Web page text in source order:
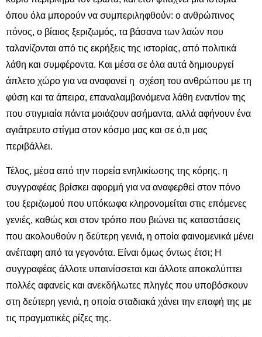
όπου όλα μπορούν να συμπεριληφθούν: ο ανθρώπινος
πόνος, ο βίαιος ξεριζωμός, τα βάσανα των λαών που
ταλανίζονται από τις εκρήξεις της ιστορίας, από πολιτικά
λάθη και συμφέροντα. Και μέσα σε όλα αυτά δημιουργεί
άπλετο χώρο για να αναφανεί η σχέση του ανθρώπου με τη
φύση και τα άπειρα, επαναλαμβανόμενα λάθη εναντίον της
που στιγμιαία πάντα μοιάζουν ασήμαντα, αλλά αφήνουν ένα
αγιάτρευτο στίγμα στον κόσμο μας και σε ό,τι μας
περιβάλλει.
Τέλος, μέσα από την πορεία ενηλικίωσης της κόρης, η
συγγραφέας βρίσκει αφορμή για να αναφερθεί στον πόνο
του ξεριζωμού που υπόκωφα κληρονομείται στις επόμενες
γενιές, καθώς και στον τρόπο που βιώνει τις καταστάσεις
που ακολουθούν η δεύτερη γενιά, η οποία φαινομενικά μένει
ανέπαφη από τα γεγονότα. Είναι όμως όντως έτσι; Η
συγγραφέας άλλοτε υπαινίσσεται και άλλοτε αποκαλύπτει
πολλές αφανείς και ανεκδήλωτες πληγές που υποβόσκουν
στη δεύτερη γενιά, η οποία σταδιακά χάνει την επαφή της με
τις πραγματικές ρίζες της.